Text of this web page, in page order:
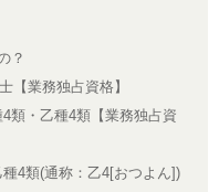
？
【業務独占資格】
類・乙種4類【業務独占資
4類(通称：乙4[おつよん])